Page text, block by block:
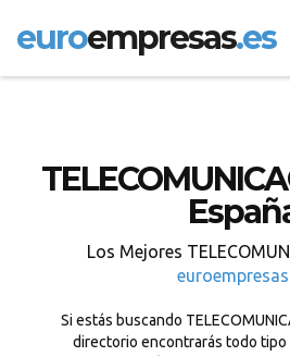
euroempresas.es
Los Mejores
euroempresas
Si estás buscando
directorio encontrarás todo